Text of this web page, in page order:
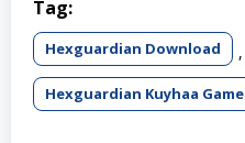
Tag:
Hexguardian Download ,
Hexguardian Kuyhaa Game